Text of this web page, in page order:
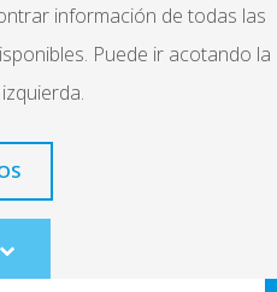
información de todas las
Puede ir acotando la
Scroll
to